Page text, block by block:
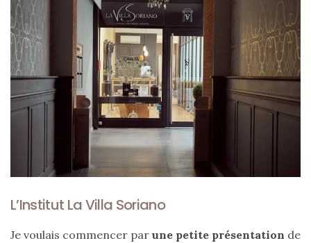
légers
pour
L’Institut La Villa Soriano
Je voulais commencer par une petite présentation de